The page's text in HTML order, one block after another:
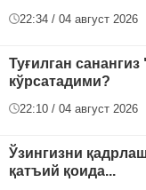
22:34 / 04 август 2026
Туғилган
кўрсатадими?
22:10 / 04 август 2026
Ўзингизни
қатъий қоида...